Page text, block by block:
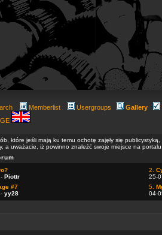
Memberlist Usergroups Gallery
które jeśli mają ku temu ochotę zajęły się
a uważacie, iż powinno znaleźć swoje miejsce na portalu.
Piottr
2.
25-
#7
yy28
5.
04-